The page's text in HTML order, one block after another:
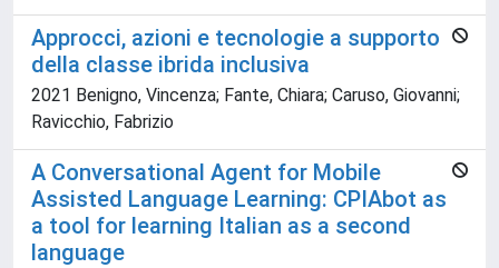
Approcci, azioni e tecnologie a supporto
della classe ibrida inclusiva
2021 Benigno, Vincenza; Fante, Chiara; Caruso, Giovanni;
Ravicchio, Fabrizio
A Conversational Agent for Mobile
Assisted Language Learning: CPIAbot as
a tool for learning Italian as a second
language